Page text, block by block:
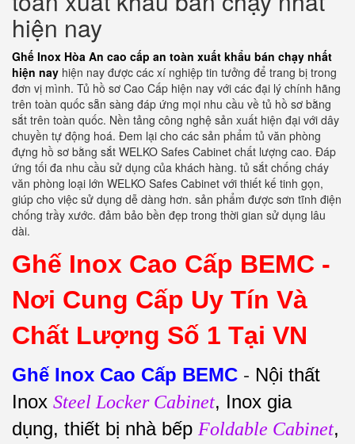
hiện nay
Ghế Inox Hòa An cao cấp an toàn xuất khẩu bán chạy nhất
hiện nay hiện nay được các xí nghiệp tin tưởng để trang bị trong
đơn vị mình. Tủ hồ sơ Cao Cấp hiện nay với các đại lý chính hãng
trên toàn quốc sẵn sàng đáp ứng mọi nhu cầu về tủ hồ sơ bằng
sắt trên toàn quốc. Nền tảng công nghệ sản xuất hiện đại với dây
chuyền tự động hoá. Đem lại cho các sản phẩm tủ văn phòng
đựng hồ sơ bằng sắt WELKO Safes Cabinet chất lượng cao. Đáp
ứng tối đa nhu cầu sử dụng của khách hàng. tủ sắt chống cháy
văn phòng loại lớn WELKO Safes Cabinet với thiết kế tinh gọn,
giúp cho việc sử dụng dễ dàng hơn. sản phẩm được sơn tĩnh điện
chống trầy xước. đảm bảo bền đẹp trong thời gian sử dụng lâu
dài.
Ghế Inox Cao Cấp BEMC -
Nơi Cung Cấp Uy Tín Và
Chất Lượng Số 1 Tại VN
Ghế Inox Cao Cấp BEMC - Nội thất
Inox Steel Locker Cabinet, Inox gia
dụng, thiết bị nhà bếp Foldable Cabinet,